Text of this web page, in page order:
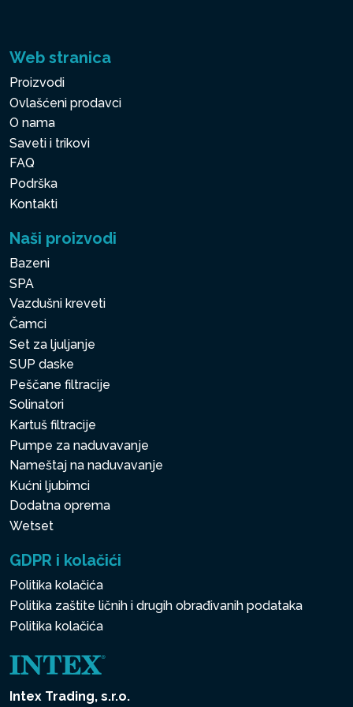
Web stranica
Proizvodi
Ovlašćeni prodavci
O nama
Saveti i trikovi
FAQ
Podrška
Kontakti
Naši proizvodi
Bazeni
SPA
Vazdušni kreveti
Čamci
Set za ljuljanje
SUP daske
Peščane filtracije
Solinatori
Kartuš filtracije
Pumpe za naduvavanje
Nameštaj na naduvavanje
Kućni ljubimci
Dodatna oprema
Wetset
GDPR i kolačići
Politika kolačića
Politika zaštite ličnih i drugih obrađivanih podataka
Politika kolačića
Intex Trading, s.r.o.